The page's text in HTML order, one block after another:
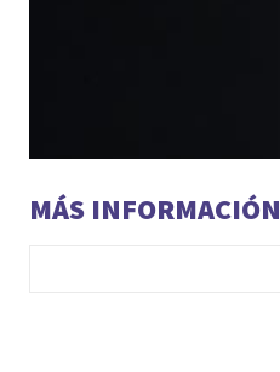
MÁS INFORMACIÓN